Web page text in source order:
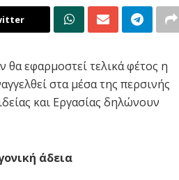
θα εφαρμοστεί τελικά φέτος η
στα μέσα της περσινής
και Εργασίας δηλώνουν
άδεια